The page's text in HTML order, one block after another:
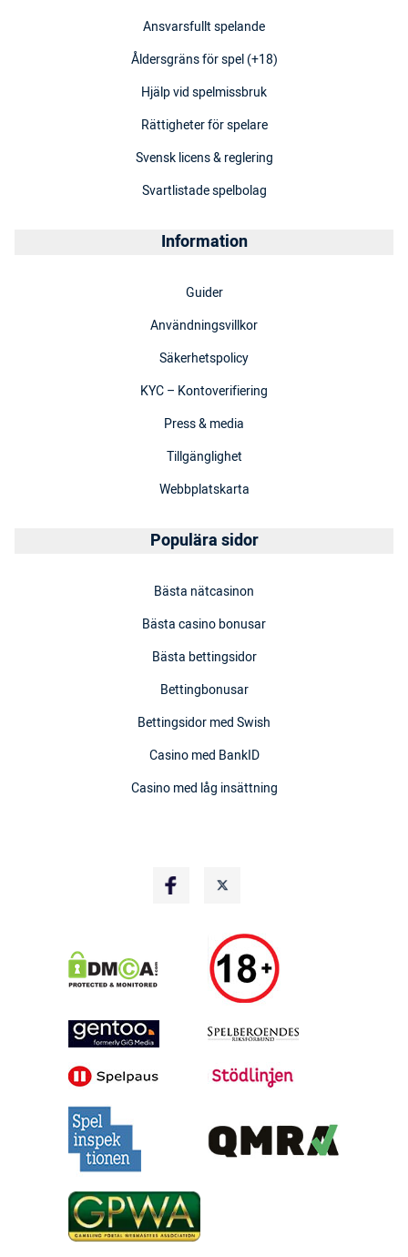
Ansvarsfullt spelande
Åldersgräns för spel (+18)
Hjälp vid spelmissbruk
Rättigheter för spelare
Svensk licens & reglering
Svartlistade spelbolag
Information
Guider
Användningsvillkor
Säkerhetspolicy
KYC – Kontoverifiering
Press & media
Tillgänglighet
Webbplatskarta
Populära sidor
Bästa nätcasinon
Bästa casino bonusar
Bästa bettingsidor
Bettingbonusar
Bettingsidor med Swish
Casino med BankID
Casino med låg insättning